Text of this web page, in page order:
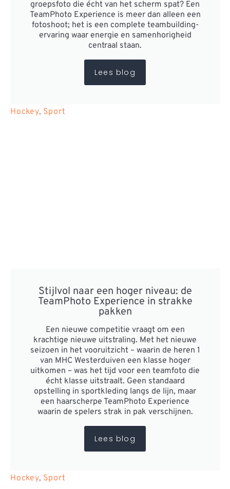
groepsfoto die écht van het scherm spat? Een
TeamPhoto Experience is meer dan alleen een
fotoshoot; het is een complete teambuilding-
ervaring waar energie en samenhorigheid
centraal staan.
Lees blog
Hockey, Sport
Stijlvol naar een hoger niveau: de
TeamPhoto Experience in strakke
pakken
Een nieuwe competitie vraagt om een
krachtige nieuwe uitstraling. Met het nieuwe
seizoen in het vooruitzicht – waarin de heren 1
van MHC Westerduiven een klasse hoger
uitkomen – was het tijd voor een teamfoto die
écht klasse uitstraalt. Geen standaard
opstelling in sportkleding langs de lijn, maar
een haarscherpe TeamPhoto Experience
waarin de spelers strak in pak verschijnen.
Lees blog
Hockey, Sport